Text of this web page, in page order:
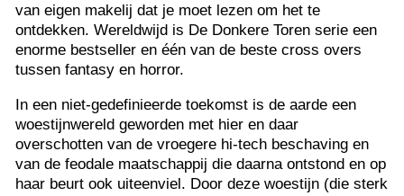
van eigen makelij dat je moet lezen om het te
ontdekken. Wereldwijd is De Donkere Toren serie een
enorme bestseller en één van de beste cross overs
tussen fantasy en horror.
In een niet-gedefinieerde toekomst is de aarde een
woestijnwereld geworden met hier en daar
overschotten van de vroegere hi-tech beschaving en
van de feodale maatschappij die daarna ontstond en op
haar beurt ook uiteenviel. Door deze woestijn (die sterk